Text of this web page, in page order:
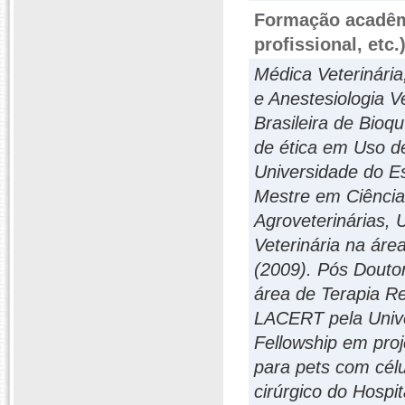
Formação
profissional, etc.)
Médica
e Anestesiologia
Brasileira de
de ética em Uso
Universidade do
Mestre em
Agroveterinárias,
Veterinária na
(2009). Pós
área de Terapia
LACERT pela
Fellowship em
para pets com
cirúrgico do